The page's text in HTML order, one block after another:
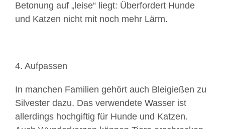
Betonung auf „leise“ liegt: Überfordert Hunde
und Katzen nicht mit noch mehr Lärm.
4. Aufpassen
In manchen Familien gehört auch Bleigießen zu
Silvester dazu. Das verwendete Wasser ist
allerdings hochgiftig für Hunde und Katzen.